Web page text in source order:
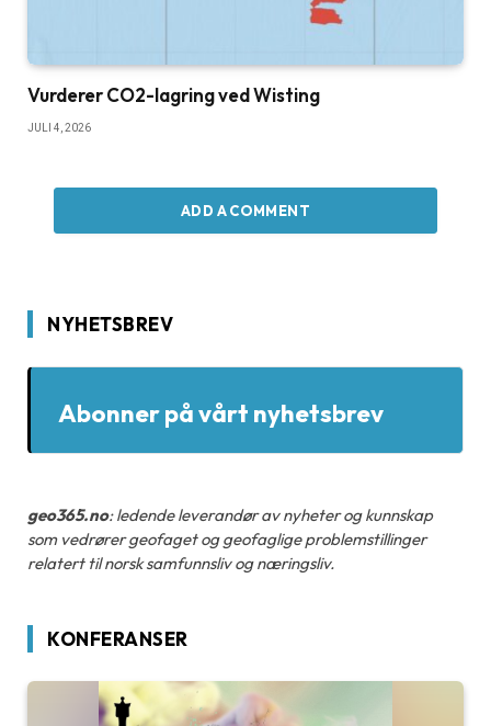
Vurderer CO2-lagring ved Wisting
JULI 4, 2026
ADD A COMMENT
NYHETSBREV
Abonner på vårt nyhetsbrev
geo365.no: ledende leverandør av nyheter og kunnskap
som vedrører geofaget og geofaglige problemstillinger
relatert til norsk samfunnsliv og næringsliv.
KONFERANSER